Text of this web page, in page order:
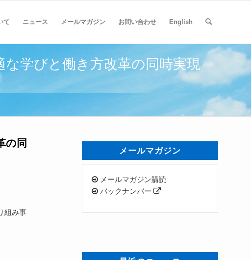
て ニュース メールマガジン お問い合わせ English
な学びと働き方改革の同時実現
の同
組み事
メールマガジン
メールマガジン購読
バックナンバー